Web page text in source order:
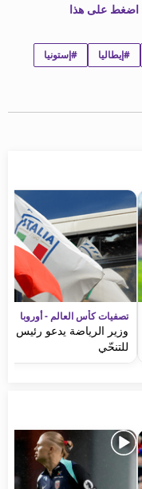
اضغط على هذا
#إيطاليا #إستونيا
تصفيات كأس العالم - أوروبا
وزير الرياضة يدعو رئيس
للتنحّي